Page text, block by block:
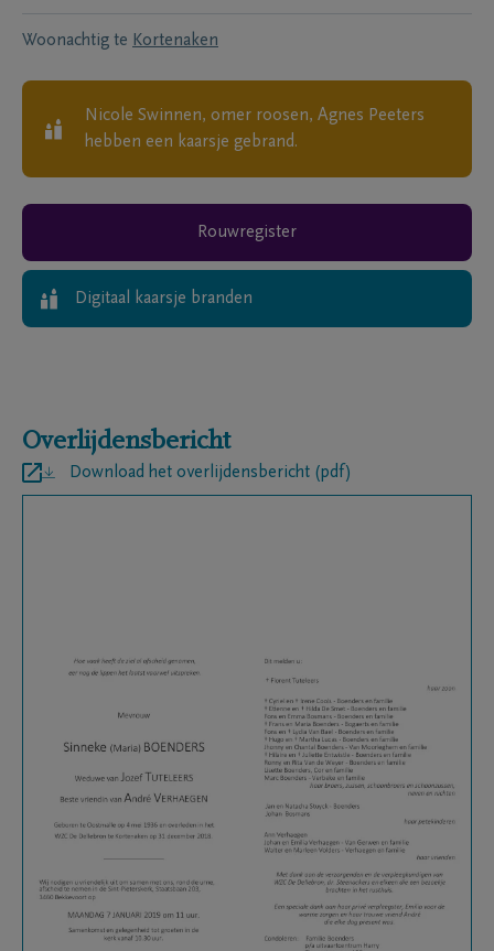
Woonachtig te Kortenaken
Nicole Swinnen, omer roosen, Agnes Peeters
hebben een kaarsje gebrand.
Rouwregister
Digitaal kaarsje branden
Overlijdensbericht
Download het overlijdensbericht (pdf)